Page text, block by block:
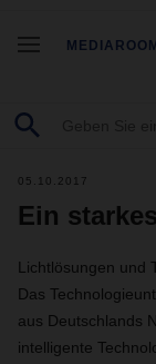
MEDIAROOM
05.10.2017
Ein
Lichtlösungen und
Das
aus Deutschlands
intelligente